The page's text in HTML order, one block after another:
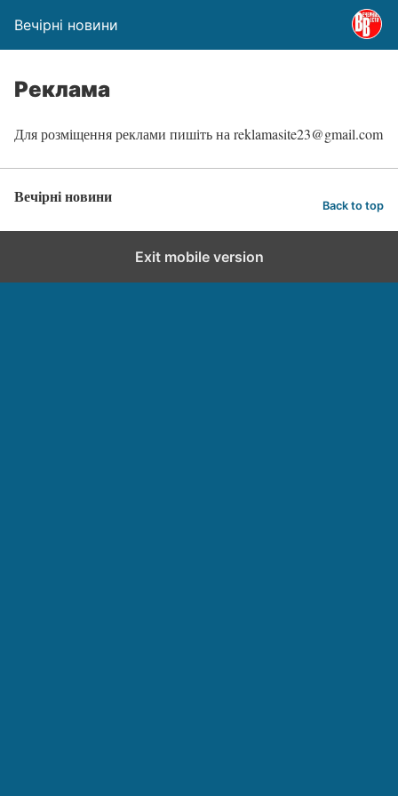
Вечірні новини
Реклама
Для розміщення реклами пишіть на reklamasite23@gmail.com
Вечірні новини Back to top
Exit mobile version